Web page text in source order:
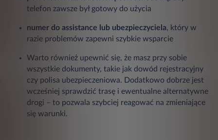
telefon zawsze był gotowy do użycia
numer do assistance lub ubezpieczyciela, który w
razie problemów zapewni szybkie wsparcie
Warto również upewnić się, że masz przy sobie
wszystkie dokumenty, takie jak dowód rejestracyjny
czy polisa ubezpieczeniowa. Dodatkowo dobrze jest
wcześniej sprawdzić trasę i ewentualne alternatywne
drogi – to pozwala szybciej reagować na zmieniające
się warunki.